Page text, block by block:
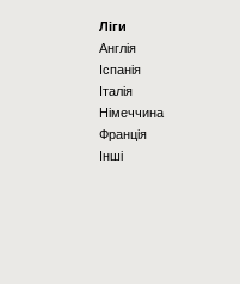
Ліги
Англія
Іспанія
Італія
Німеччина
Франція
Інші